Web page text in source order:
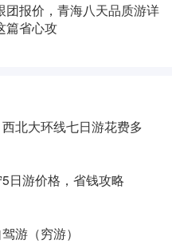
团报价，青海八天品质游详
篇省心攻
北大环线七日游花费多
日游价格，省钱攻略
游（穷游）